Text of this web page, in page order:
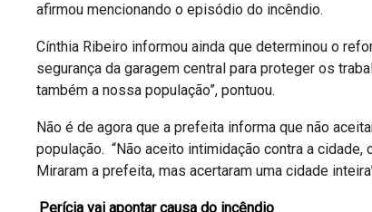
afirmou mencionando o episódio do incêndio.
Cínthia Ribeiro informou ainda que determinou o
segurança da garagem central para proteger os
também a nossa população”, pontuou.
Não é de agora que a prefeita informa que não
população. “Não aceito intimidação contra a
Miraram a prefeita, mas acertaram uma cidade
Perícia vai apontar causa do incêndio